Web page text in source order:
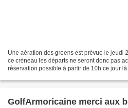
Une aération des greens est prévue le jeudi
ce créneau les départs ne seront donc pas
réservation possible à partir de 10h ce jour
GolfArmoricaine merci aux